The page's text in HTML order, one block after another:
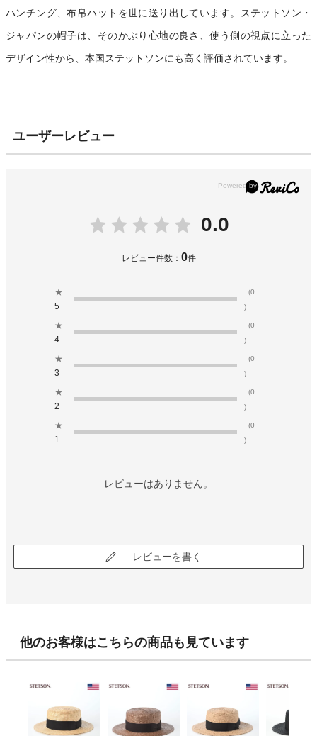
ハンチング、布帛ハットを世に送り出しています。ステットソン・
ジャパンの帽子は、そのかぶり心地の良さ、使う側の視点に立った
デザイン性から、本国ステットソンにも高く評価されています。
ユーザーレビュー
0.0
レビュー件数： 0件
★
5
(0
)
★
4
(0
)
★
3
(0
)
★
2
(0
)
★
1
(0
)
レビューはありません。
レビューを書く
他のお客様はこちらの商品も見ています